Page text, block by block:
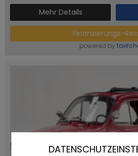
Mehr Details
Finanzierungs-
powered by